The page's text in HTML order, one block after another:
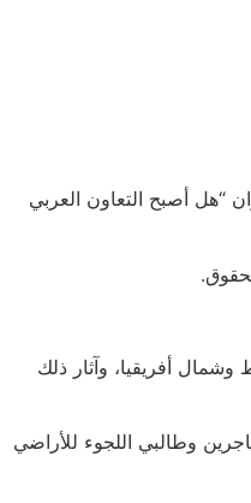
“هل أصبح التعاون العربي
أفريقيا، وآثار ذلك
المهاجرين وطالبي اللجوء للأراضي